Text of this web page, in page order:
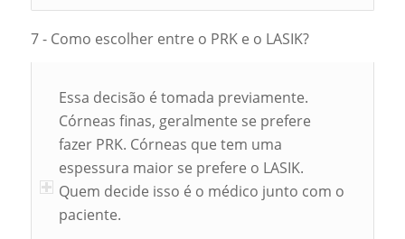
7 - Como escolher entre o PRK e o LASIK?
Essa decisão é tomada previamente.
Córneas finas, geralmente se prefere
fazer PRK. Córneas que tem uma
espessura maior se prefere o LASIK.
Quem decide isso é o médico junto com o
paciente.